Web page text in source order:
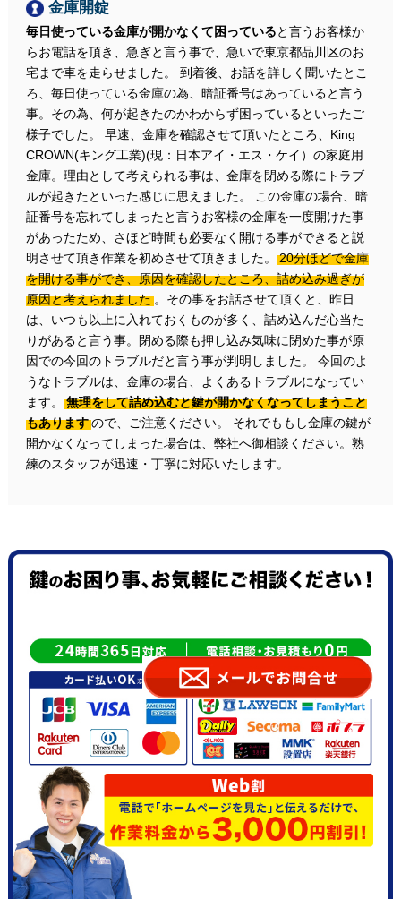
金庫開錠
毎日使っている金庫が開かなくて困っていると言うお客様か
らお電話を頂き、急ぎと言う事で、急いで東京都品川区のお
宅まで車を走らせました。 到着後、お話を詳しく聞いたとこ
ろ、毎日使っている金庫の為、暗証番号はあっていると言う
事。その為、何が起きたのかわからず困っているといったご
様子でした。 早速、金庫を確認させて頂いたところ、King
CROWN(キング工業)(現：日本アイ・エス・ケイ）の家庭用
金庫。理由として考えられる事は、金庫を閉める際にトラブ
ルが起きたといった感じに思えました。 この金庫の場合、暗
証番号を忘れてしまったと言うお客様の金庫を一度開けた事
があったため、さほど時間も必要なく開ける事ができると説
明させて頂き作業を初めさせて頂きました。
20分ほどで金庫
を開ける事ができ、原因を確認したところ、詰め込み過ぎが
原因と考えられました。その事をお話させて頂くと、昨日
は、いつも以上に入れておくものが多く、詰め込んだ心当た
りがあると言う事。閉める際も押し込み気味に閉めた事が原
因での今回のトラブルだと言う事が判明しました。 今回のよ
うなトラブルは、金庫の場合、よくあるトラブルになってい
ます。
無理をして詰め込むと鍵が開かなくなってしまうこと
もありますので、ご注意ください。 それでももし金庫の鍵が
開かなくなってしまった場合は、弊社へ御相談ください。熟
練のスタッフが迅速・丁寧に対応いたします。